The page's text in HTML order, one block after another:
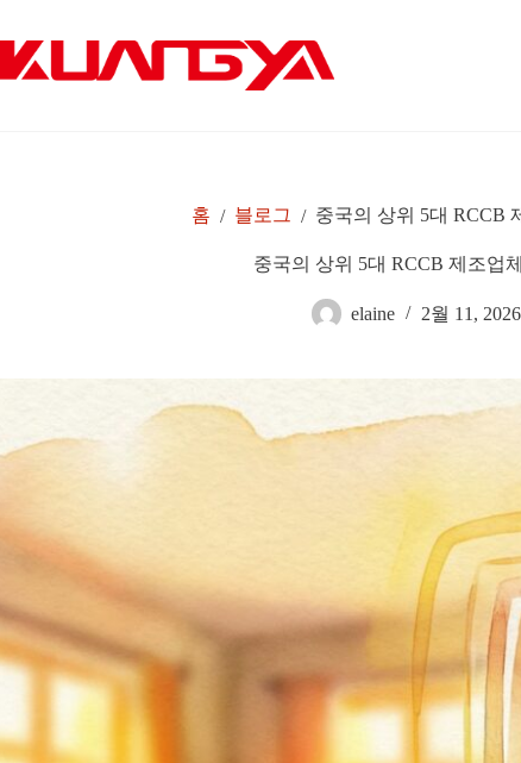
으
로
홈 / 블로그 / 중국의 상위 5대 RCCB
중국의 상위 5대 RCCB 제조업
elaine 2월 11, 2026